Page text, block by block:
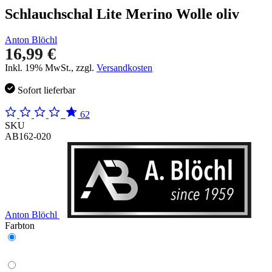
Schlauchschal Lite Merino Wolle oliv
Anton Blöchl
16,99 €
Inkl. 19% MwSt., zzgl. Versandkosten
Sofort lieferbar
62
SKU
AB162-020
Anton Blöchl
Farbton